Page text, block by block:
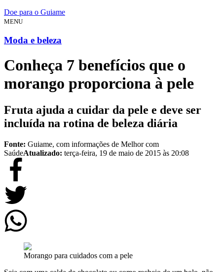
Doe para o Guiame
MENU
Moda e beleza
Conheça 7 benefícios que o
morango proporciona à pele
Fruta ajuda a cuidar da pele e deve ser
incluída na rotina de beleza diária
Fonte: Guiame, com informações de Melhor com
SaúdeAtualizado: terça-feira, 19 de maio de 2015 às 20:08
Morango para cuidados com a pele